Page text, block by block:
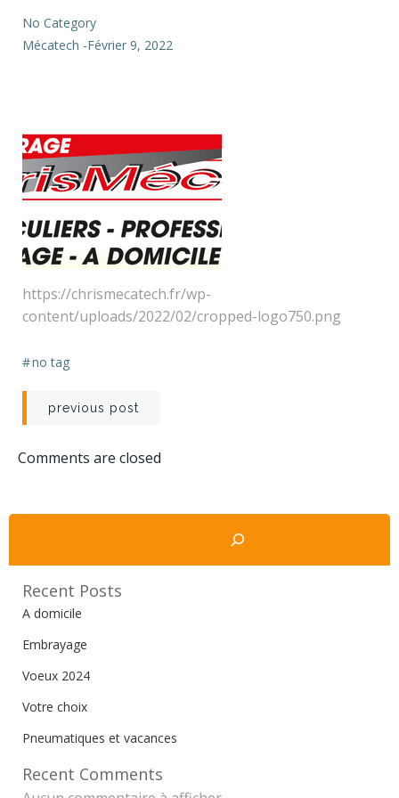
No Category
Mécatech -Février 9, 2022
https://chrismecatech.fr/wp-
content/uploads/2022/02/cropped-logo750.png
#no tag
Navigation
de
previous post
Comments are closed
Rechercher
Recent Posts
A domicile
Embrayage
Voeux 2024
Votre choix
Pneumatiques et vacances
Recent Comments